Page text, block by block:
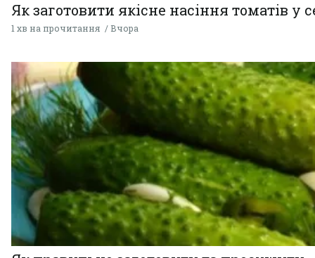
Як заготовити якісне насіння томатів у
1 хв на прочитання Вчора